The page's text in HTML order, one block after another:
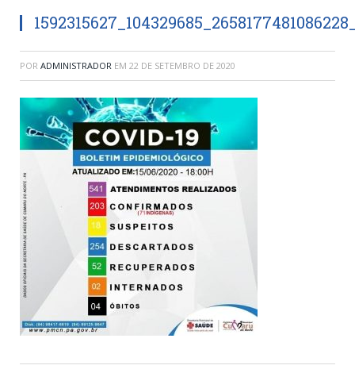
POR ADMINISTRADOR EM 22 DE SETEMBRO DE 2020